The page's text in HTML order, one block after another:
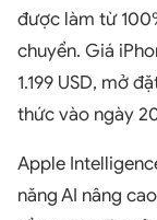
được làm từ
chuyển. Giá
1.199 USD, mở
thức vào ngày
Apple
năng AI nâng